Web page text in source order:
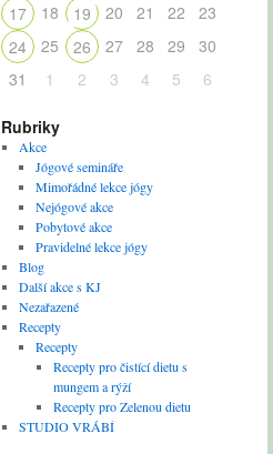
17
18 19 20 21 22
23
24
25 26 27 28 29
30
31
1 2 3 4 5 6
Rubriky
Akce
Jógové semináře
Mimořádné lekce jógy
Nejógové akce
Pobytové akce
Pravidelné lekce jógy
Blog
Další akce s KJ
Nezařazené
Recepty
Recepty
Recepty pro čistící dietu s
mungem a rýží
Recepty pro Zelenou dietu
STUDIO VRÁBÍ